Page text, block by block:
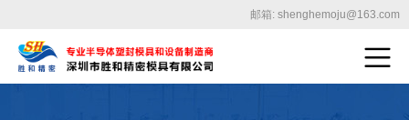
邮箱: shenghemoju@163.com